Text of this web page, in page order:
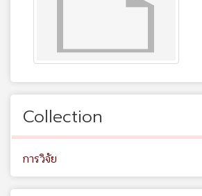
Collection
การวิจัย